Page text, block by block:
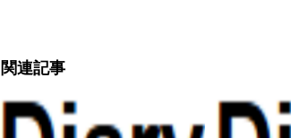
関連記事